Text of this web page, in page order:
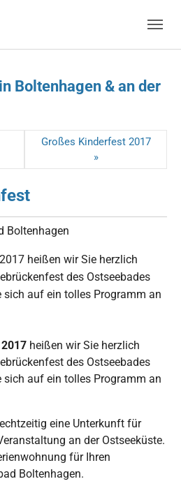
Boltenhagen & an der
Großes Kinderfest 2017
»
Boltenhagen
heißen wir Sie herzlich
des Ostseebades
sich auf ein tolles Programm an
heißen wir Sie herzlich
des Ostseebades
sich auf ein tolles Programm an
eine Unterkunft für
an der Ostseeküste.
für Ihren
Boltenhagen.